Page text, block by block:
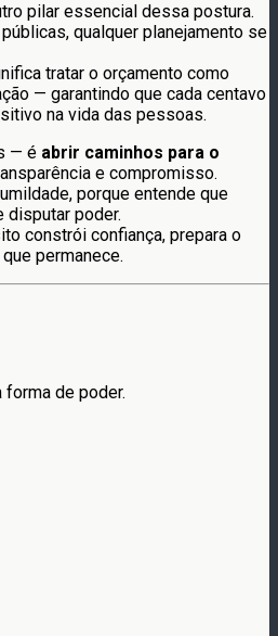
pilar essencial dessa postura.
qualquer planejamento se
tratar o orçamento como
— garantindo que cada centavo
na vida das pessoas.
— é abrir caminhos para o
e compromisso.
porque entende que
disputar poder.
constrói confiança, prepara o
permanece.
forma de poder.